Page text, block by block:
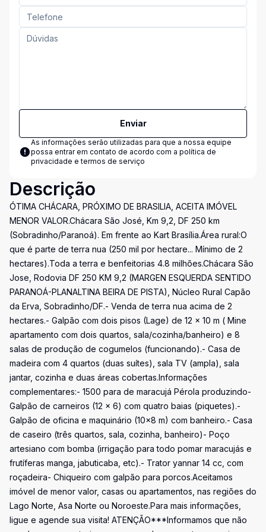
Enviar
As informações serão utilizadas para que a nossa equipe
possa entrar em contato de acordo com a política de
privacidade e termos de serviço
Descrição
ÓTIMA CHÁCARA, PRÓXIMO DE BRASILIA, ACEITA IMÓVEL
MENOR VALOR.Chácara São José, Km 9,2, DF 250 km
(Sobradinho/Paranoá). Em frente ao Kart Brasília.Área rural:O
que é parte de terra nua (250 mil por hectare... Mínimo de 2
hectares).Toda a terra e benfeitorias 4.8 milhões.Chácara São
Jose, Rodovia DF 250 KM 9,2 (MARGEN ESQUERDA SENTIDO
PARANOÁ-PLANALTINA BEIRA DE PISTA), Núcleo Rural Capão
da Erva, Sobradinho/DF.- Venda de terra nua acima de 2
hectares.- Galpão com dois pisos (Lage) de 12 x 10 m ( Mine
apartamento com dois quartos, sala/cozinha/banheiro) e 8
salas de produção de cogumelos (funcionando).- Casa de
madeira com 4 quartos (duas suítes), sala TV (ampla), sala
jantar, cozinha e duas áreas cobertas.Informações
complementares:- 1500 para de maracujá Pérola produzindo-
Galpão de carneiros (12 x 6) com quatro baias (piquetes).-
Galpão de oficina e maquinário (10x8 m) com banheiro.- Casa
de caseiro (três quartos, sala, cozinha, banheiro)- Poço
artesiano com bomba (irrigação para todo pomar maracujás e
frutíferas manga, jabuticaba, etc).- Trator yannar 14 cc, com
roçadeira- Chiqueiro com galpão para porcos.Aceitamos
imóvel de menor valor, casas ou apartamentos, nas regiões do
Lago Norte, Asa Norte ou Noroeste.Para mais informações,
ligue e agende sua visita! ATENÇÃO***Informamos que não